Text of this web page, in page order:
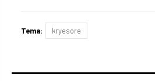
Tema: kryesore